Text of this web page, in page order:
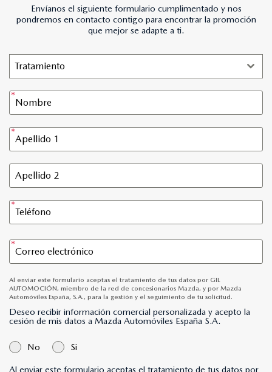
Envíanos el siguiente formulario cumplimentado y nos
pondremos en contacto contigo para encontrar la promoción
que mejor se adapte a ti.
Tratamiento
Al enviar este formulario aceptas el tratamiento de tus datos por GIL
AUTOMOCIÓN, miembro de la red de concesionarios Mazda, y por Mazda
Automóviles España, S.A., para la gestión y el seguimiento de tu solicitud.
Deseo recibir información comercial personalizada y acepto la
cesión de mis datos a Mazda Automóviles España S.A.
No Si
Al enviar este formulario aceptas el tratamiento de tus datos por